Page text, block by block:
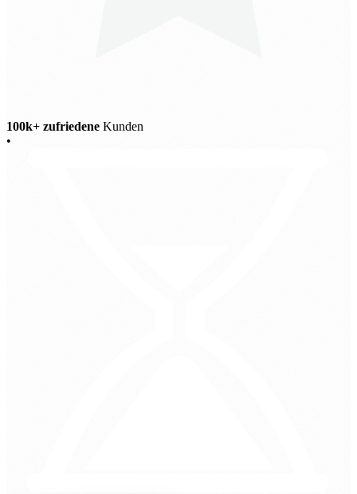
100k+ zufriedene Kunden
•